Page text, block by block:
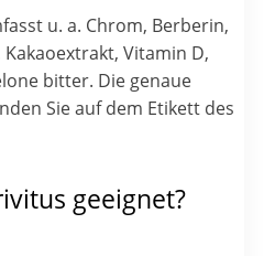
u. a. Chrom, Berberin,
Vitamin D,
bitter. Die genaue
Sie auf dem Etikett des
geeignet?